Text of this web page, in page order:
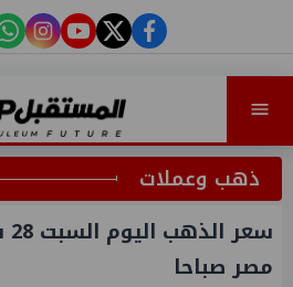
facebook
twitter
youtube
ذهب وعملات
مصر صباحا